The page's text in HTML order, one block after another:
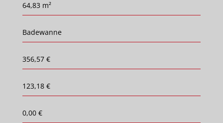
64,83 m²
Badewanne
356,57 €
123,18 €
0,00 €